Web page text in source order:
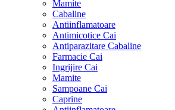
Mamite
Cabaline
Antiinflamatoare
Antimicotice Cai
Antiparazitare Cabaline
Farmacie Cai
Ingrijire Cai
Mamite
Sampoane Cai
Caprine